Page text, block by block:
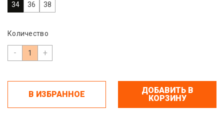
34 36 38
Количество
- +
В ИЗБРАННОЕ
ДОБАВИТЬ В
КОРЗИНУ